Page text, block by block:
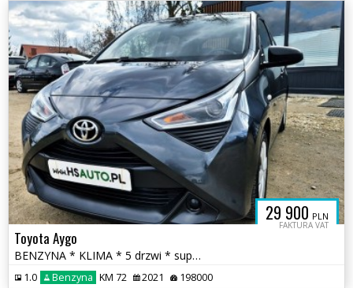
29 900 PLN
FAKTURA VAT
Toyota Aygo
BENZYNA * KLIMA * 5 drzwi * super * oakzja * POLECAMY
1.0 Benzyna KM 72 2021 198000